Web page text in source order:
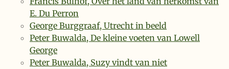
E. Du Perron
George Burggraaf, Utrecht in beeld
Peter Buwalda, De kleine voeten van Lowell
George
Peter Buwalda, Suzy vindt van niet